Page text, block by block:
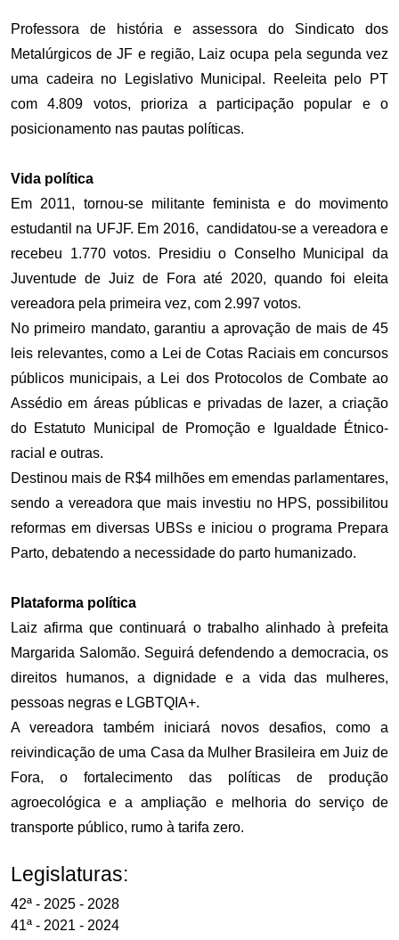
Professora de história e assessora do Sindicato dos
Metalúrgicos de JF e região, Laiz ocupa pela segunda vez
uma cadeira no Legislativo Municipal. Reeleita pelo PT
com 4.809 votos, prioriza a participação popular e o
posicionamento nas pautas políticas.
Vida política
Em 2011, tornou-se militante feminista e do movimento
estudantil na UFJF. Em 2016, candidatou-se a vereadora e
recebeu 1.770 votos. Presidiu o Conselho Municipal da
Juventude de Juiz de Fora até 2020, quando foi eleita
vereadora pela primeira vez, com 2.997 votos.
No primeiro mandato, garantiu a aprovação de mais de 45
leis relevantes, como a Lei de Cotas Raciais em concursos
públicos municipais, a Lei dos Protocolos de Combate ao
Assédio em áreas públicas e privadas de lazer, a criação
do Estatuto Municipal de Promoção e Igualdade Étnico-
racial e outras.
Destinou mais de R$4 milhões em emendas parlamentares,
sendo a vereadora que mais investiu no HPS, possibilitou
reformas em diversas UBSs e iniciou o programa Prepara
Parto, debatendo a necessidade do parto humanizado.
Plataforma política
Laiz afirma que continuará o trabalho alinhado à prefeita
Margarida Salomão. Seguirá defendendo a democracia, os
direitos humanos, a dignidade e a vida das mulheres,
pessoas negras e LGBTQIA+.
A vereadora também iniciará novos desafios, como a
reivindicação de uma Casa da Mulher Brasileira em Juiz de
Fora, o fortalecimento das políticas de produção
agroecológica e a ampliação e melhoria do serviço de
transporte público, rumo à tarifa zero.
Legislaturas:
42ª - 2025 - 2028
41ª - 2021 - 2024